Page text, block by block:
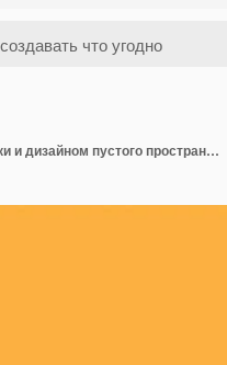
Абстрактный фон с кусочками головоломки и дизайном пустого пространства Векторная иллюстрация